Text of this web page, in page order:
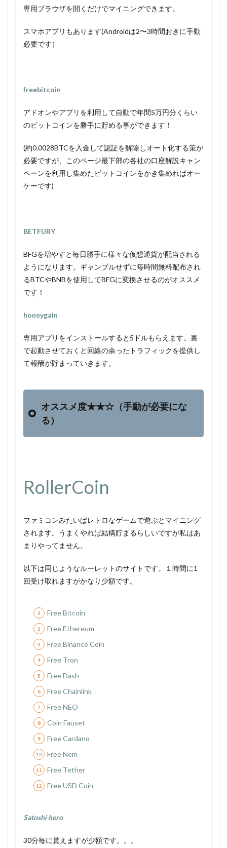
専用ブラウザを開くだけでマイニングできます。
スマホアプリもあります(Androidは2〜3時間おきに手動
必要です）
freebitcoin
アドオンやアプリを利用して自動で年間5万円分くらい
のビットコインを勝手に貯める事ができます！
(約0.0028BTCを入金して認証を解除しオート化する策が
必要ですが、このページ最下部の各社の口座解説キャン
ペーンを利用し集めたビットコインをかき集めればオー
ケーです)
BETFURY
BFGを増やすと毎日勝手に様々な仮想通貨が配当される
ようになります。ギャンブルせずに毎時間無料配布され
るBTCやBNBを使用してBFGに変換させるのがオススメ
です！
honeygain
専用アプリをインストールすると5ドルもらえます。裏
で起動させておくと回線の余ったトラフィックを提供し
て報酬が貯まっていきます。
オススメ度★★☆（手動が必要にな
る）
RollerCoin
ファミコンみたいばレトロなゲームで遊ぶとマイニング
されます。うまくやれば結構貯まるらしいですが私はあ
まりやってません。
以下は同じようなルーレットのサイトです。１時間に1
回受け取れますがかなり少額です。
Free Bitcoin
Free Ethereum
Free Binance Coin
Free Tron
Free Dash
Free Chainlink
Free NEO
Coin Fauset
Free Cardano
Free Nem
Free Tether
Free USD Coin
Satoshi hero
30分毎に貰えますが少額です。。。